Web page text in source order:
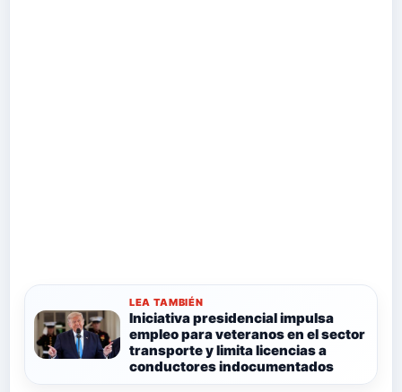
LEA TAMBIÉN
Iniciativa presidencial impulsa
empleo para veteranos en el sector
transporte y limita licencias a
conductores indocumentados